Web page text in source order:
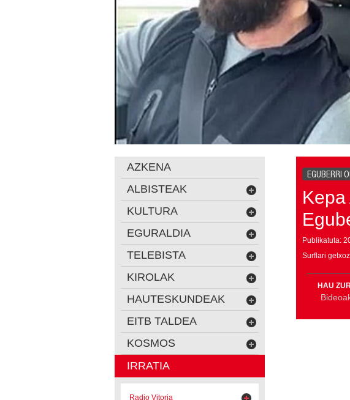
EGUBERRI
Publikatuta:
Surflari
HAU
AZKENA
ALBISTEAK
KULTURA
EGURALDIA
TELEBISTA
KIROLAK
HAUTESKUNDEAK
EITB TALDEA
KOSMOS
IRRATIA
Radio Vitoria